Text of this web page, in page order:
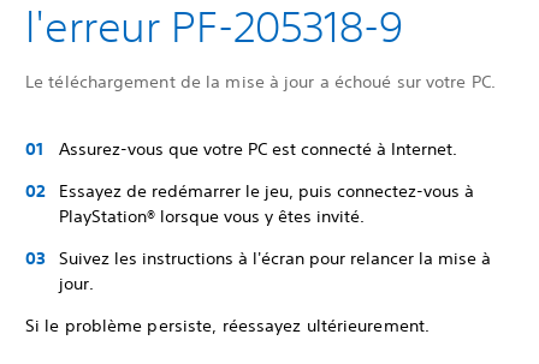
l'erreur PF-205318-9
Le téléchargement de la mise à jour a échoué sur votre PC.
Assurez-vous que votre PC est connecté à Internet.
Essayez de redémarrer le jeu, puis connectez-vous à
PlayStation® lorsque vous y êtes invité.
Suivez les instructions à l'écran pour relancer la mise à
jour.
Si le problème persiste, réessayez ultérieurement.